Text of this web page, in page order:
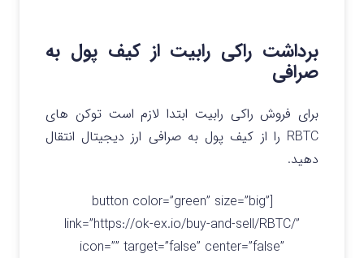
برداشت راکی رابیت از کیف پول به
صرافی
برای فروش راکی رابیت ابتدا لازم است توکن های
RBTC را از کیف پول به صرافی ارز دیجیتال انتقال
دهید.
[button color=”green” size=”big”
link=”https://ok-ex.io/buy-and-sell/RBTC/”
icon=”” target=”false” center=”false”